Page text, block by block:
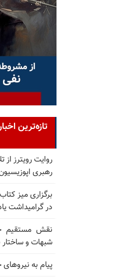
تازه‌ترین
روایت رویترز
رهبری
برگزاری میز
در گرامیداشت
شبهات و ساختار
پیام به نیروهای